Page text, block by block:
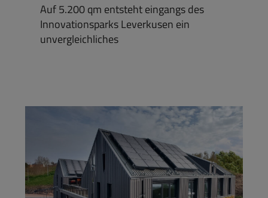
Auf 5.200 qm entsteht eingangs des
Innovationsparks Leverkusen ein
unvergleichliches